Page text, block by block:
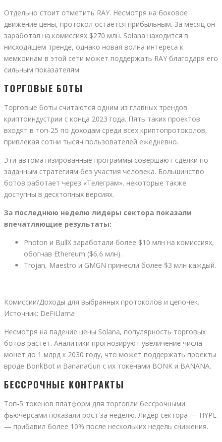
Отдельно стоит отметить RAY. Несмотря на боковое
движение цены, протокол остается прибыльным. За месяц он
заработал на комиссиях $270 млн. Solana находится в
нисходящем тренде, однако новая волна интереса к
мемкоинам в этой сети может поддержать RAY благодаря его
сильным показателям.
ТОРГОВЫЕ БОТЫ
Торговые боты считаются одним из главных трендов
криптоиндустрии с конца 2023 года. Пять таких проектов
входят в топ-25 по доходам среди всех криптопротоколов,
привлекая сотни тысяч пользователей ежедневно.
Эти автоматизированные программы совершают сделки по
заданным стратегиям без участия человека. Большинство
ботов работает через «Телеграм», некоторые также
доступны в десктопных версиях.
За последнюю неделю лидеры сектора показали
впечатляющие результаты:
Photon и BullX заработали более $10 млн на комиссиях,
обогнав Ethereum ($6,6 млн).
Trojan, Maestro и GMGN принесли более $3 млн каждый.
Комиссии/Доходы для выбранных протоколов и цепочек.
Источник: DeFiLlama
Несмотря на падение цены Solana, популярность торговых
ботов растет. Аналитики прогнозируют увеличение числа
монет до 1 млрд к 2030 году, что может поддержать проекты
вроде BonkBot и BananaGun с их токенами BONK и BANANA.
БЕССРОЧНЫЕ КОНТРАКТЫ
Топ-5 токенов платформ для торговли бессрочными
фьючерсами показали рост за неделю. Лидер сектора — HYPE
— прибавил более 10% после нескольких недель снижения.